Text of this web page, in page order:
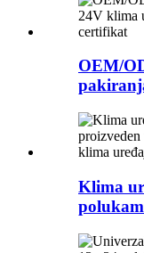
OEM/
Klima